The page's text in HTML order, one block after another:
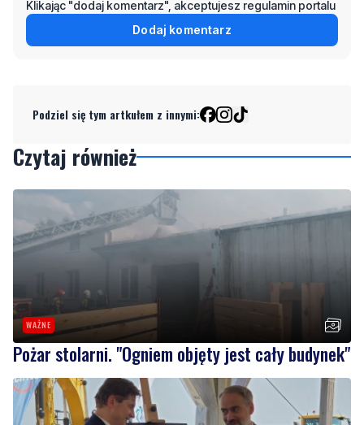
Podziel się tym artkułem z innymi:
Czytaj również
WAŻNE
Pożar stolarni. "Ogniem objęty jest cały budynek"